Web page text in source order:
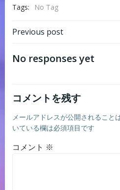
Tags:
No Tag
Post
navigation
Previous post
No responses yet
コメントを残す
メールアドレスが公開されること
いている欄は必須項目です
コメント ※